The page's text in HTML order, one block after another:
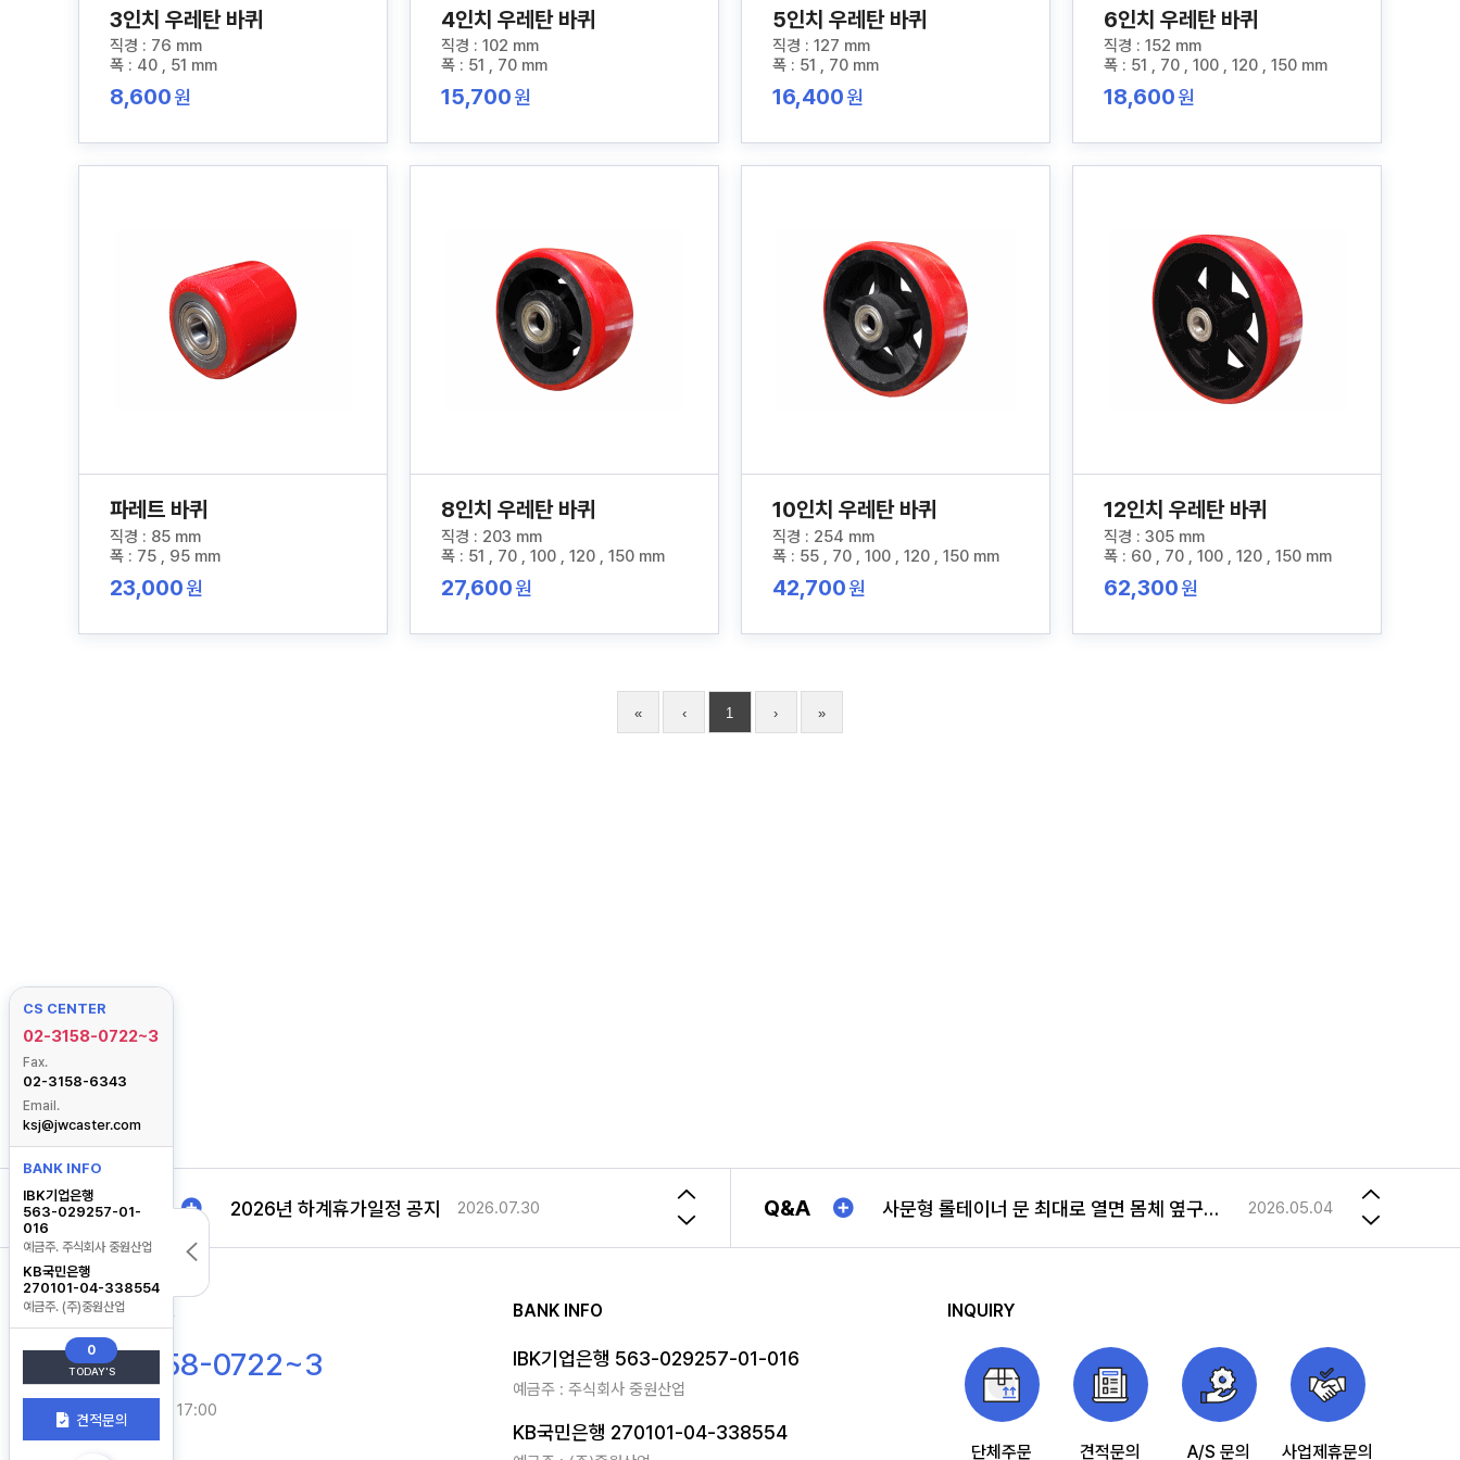
CS CENTER
02-3158-0722~3
Fax.
02-3158-6343
Email.
ksj@jwcaster.com
BANK INFO
IBK기업은행
563-029257-01-
016
예금주. 주식회사 중원산업
KB국민은행
270101-04-338554
예금주. (주)중원산업
TODAY'S
0
견적문의
3인치 우레탄 바퀴
직경 : 76 mm
폭 : 40 , 51 mm
8,600원
4인치 우레탄 바퀴
직경 : 102 mm
폭 : 51 , 70 mm
15,700원
5인치 우레탄 바퀴
직경 : 127 mm
폭 : 51 , 70 mm
16,400원
6인치 우레탄 바퀴
직경 : 152 mm
폭 : 51 , 70 , 100 , 120 , 150 mm
18,600원
파레트 바퀴
직경 : 85 mm
폭 : 75 , 95 mm
23,000원
8인치 우레탄 바퀴
직경 : 203 mm
폭 : 51 , 70 , 100 , 120 , 150 mm
27,600원
10인치 우레탄 바퀴
직경 : 254 mm
폭 : 55 , 70 , 100 , 120 , 150 mm
42,700원
12인치 우레탄 바퀴
직경 : 305 mm
폭 : 60 , 70 , 100 , 120 , 150 mm
62,300원
« ‹ 1 › »
NOTICE Q&A 저희가 가지고 있는 롤테이너와 맞는 사이즈의 선반 문의드립니다. 2026.03.24
송장번호 2023.08.21
사문형 롤테이너 문 최대로 열면 몸체 옆구리에 고정해놓을수 있나요 2026.05.04
CS CENTER
02-3158-0722~3
평일. 08:00 ~ 17:00
BANK INFO
IBK기업은행 563-029257-01-016
예금주 : 주식회사 중원산업
KB국민은행 270101-04-338554
INQUIRY
단체주문 견적문의 A/S 문의 사업제휴문의